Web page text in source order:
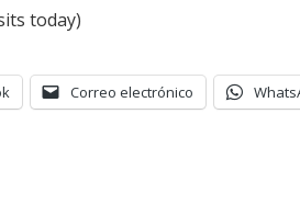
today)
Correo electrónico